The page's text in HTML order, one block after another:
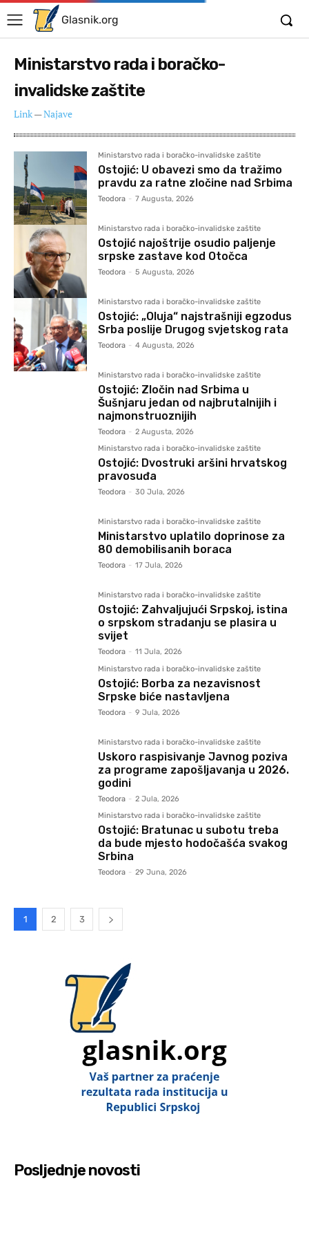
Glasnik.org
Ministarstvo rada i boračko-
invalidske zaštite
Link—Najave
Ministarstvo rada i boračko-invalidske zaštite
Ostojić: U obavezi smo da tražimo
pravdu za ratne zločine nad Srbima
Teodora - 7 Augusta, 2026
Ministarstvo rada i boračko-invalidske zaštite
Ostojić najoštrije osudio paljenje
srpske zastave kod Otočca
Teodora - 5 Augusta, 2026
Ministarstvo rada i boračko-invalidske zaštite
Ostojić: „Oluja“ najstrašniji egzodus
Srba poslije Drugog svjetskog rata
Teodora - 4 Augusta, 2026
Ministarstvo rada i boračko-invalidske zaštite
Ostojić: Zločin nad Srbima u
Šušnjaru jedan od najbrutalnijih i
najmonstruoznijih
Teodora - 2 Augusta, 2026
Ministarstvo rada i boračko-invalidske zaštite
Ostojić: Dvostruki aršini hrvatskog
pravosuđa
Teodora - 30 Jula, 2026
Ministarstvo rada i boračko-invalidske zaštite
Ministarstvo uplatilo doprinose za
80 demobilisanih boraca
Teodora - 17 Jula, 2026
Ministarstvo rada i boračko-invalidske zaštite
Ostojić: Zahvaljujući Srpskoj, istina
o srpskom stradanju se plasira u
svijet
Teodora - 11 Jula, 2026
Ministarstvo rada i boračko-invalidske zaštite
Ostojić: Borba za nezavisnost
Srpske biće nastavljena
Teodora - 9 Jula, 2026
Ministarstvo rada i boračko-invalidske zaštite
Uskoro raspisivanje Javnog poziva
za programe zapošljavanja u 2026.
godini
Teodora - 2 Jula, 2026
Ministarstvo rada i boračko-invalidske zaštite
Ostojić: Bratunac u subotu treba
da bude mjesto hodočašća svakog
Srbina
Teodora - 29 Juna, 2026
1 2 3
Posljednje novosti